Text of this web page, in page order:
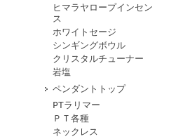
ヒマラヤロープインセン
ス
ホワイトセージ
シンギングボウル
クリスタルチューナー
岩塩
ペンダントトップ
PTラリマー
ＰＴ各種
ネックレス